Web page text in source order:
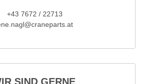
+43 7672 / 22713
SIND GERNE